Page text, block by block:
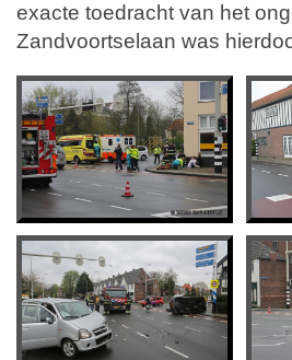
exacte toedracht van het
Zandvoortselaan was